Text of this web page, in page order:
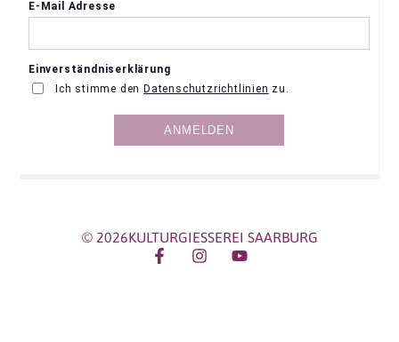
© 2026KULTURGIESSEREI SAARBURG